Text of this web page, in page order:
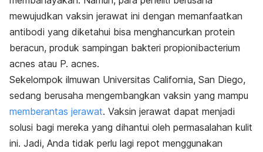
mewujudkan vaksin jerawat ini dengan memanfaatkan
antibodi yang diketahui bisa menghancurkan protein
beracun, produk sampingan bakteri propionibacterium
acnes atau P. acnes.
Sekelompok ilmuwan Universitas California, San Diego,
sedang berusaha mengembangkan vaksin yang mampu
memberantas jerawat. Vaksin jerawat dapat menjadi
solusi bagi mereka yang dihantui oleh permasalahan kulit
ini. Jadi, Anda tidak perlu lagi repot menggunakan